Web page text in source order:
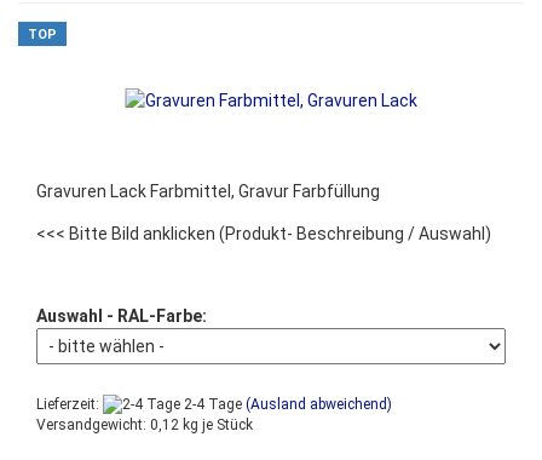
TOP
Gravuren Lack Farbmittel, Gravur Farbfüllung
<<< Bitte Bild anklicken (Produkt- Beschreibung / Auswahl)
Auswahl - RAL-Farbe:
Lieferzeit: 2-4 Tage (Ausland abweichend)
Versandgewicht: 0,12 kg je Stück